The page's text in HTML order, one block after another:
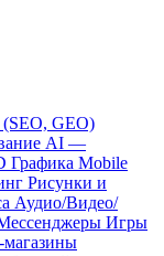
GEO)
AI —
Графика Mobile
Рисунки и
Аудио/Видео/
Игры